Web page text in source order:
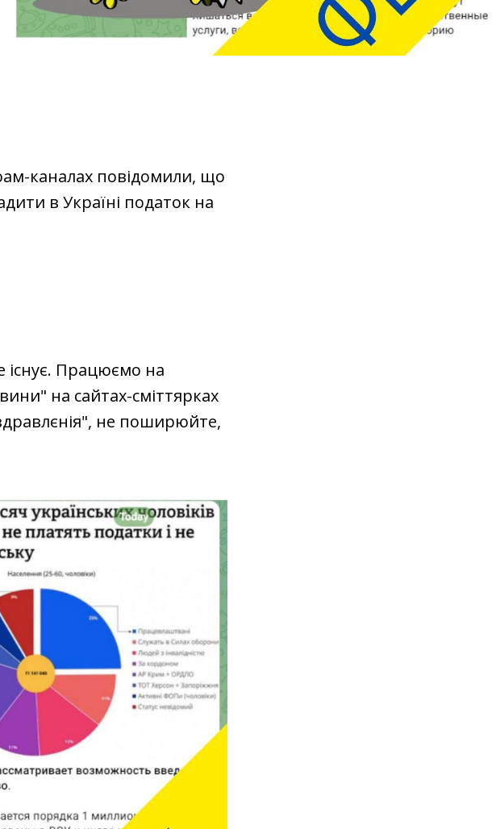
каналах повідомили, що
в Україні податок на
існує. Працюємо на
на сайтах-сміттярках
не поширюйте,